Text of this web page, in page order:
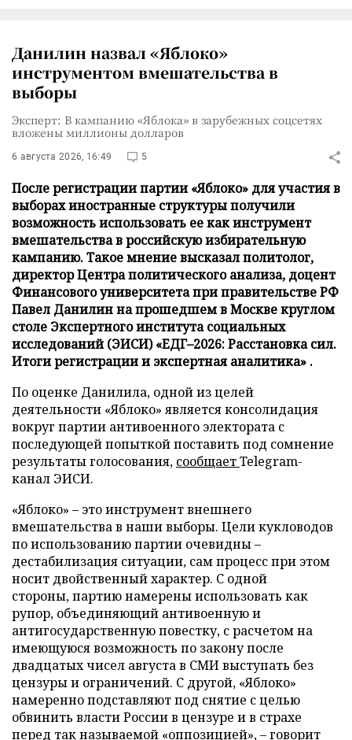
Данилин назвал «Яблоко»
инструментом вмешательства в
выборы
Эксперт: В кампанию «Яблока» в зарубежных соцсетях
вложены миллионы долларов
6 августа 2026, 16:49 5
После регистрации партии «Яблоко» для участия в
выборах иностранные структуры получили
возможность использовать ее как инструмент
вмешательства в российскую избирательную
кампанию. Такое мнение высказал политолог,
директор Центра политического анализа, доцент
Финансового университета при правительстве РФ
Павел Данилин на прошедшем в Москве круглом
столе Экспертного института социальных
исследований (ЭИСИ) «ЕДГ–2026: Расстановка сил.
Итоги регистрации и экспертная аналитика» .
По оценке Данилила, одной из целей
деятельности «Яблоко» является консолидация
вокруг партии антивоенного электората с
последующей попыткой поставить под сомнение
результаты голосования, сообщаетTelegram-
канал ЭИСИ.
«Яблоко» – это инструмент внешнего
вмешательства в наши выборы. Цели кукловодов
по использованию партии очевидны –
дестабилизация ситуации, сам процесс при этом
носит двойственный характер. С одной
стороны, партию намерены использовать как
рупор, объединяющий антивоенную и
антигосударственную повестку, с расчетом на
имеющуюся возможность по закону после
двадцатых чисел августа в СМИ выступать без
цензуры и ограничений. С другой, «Яблоко»
намеренно подставляют под снятие с целью
обвинить власти России в цензуре и в страхе
перед так называемой «оппозицией», – говорит